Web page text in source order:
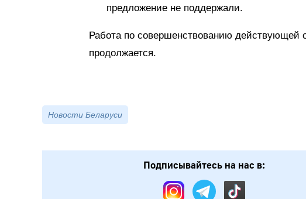
предложение не поддержали.
Работа по совершенствованию действующей
продолжается.
Новости Беларуси
Подписывайтесь на нас в: